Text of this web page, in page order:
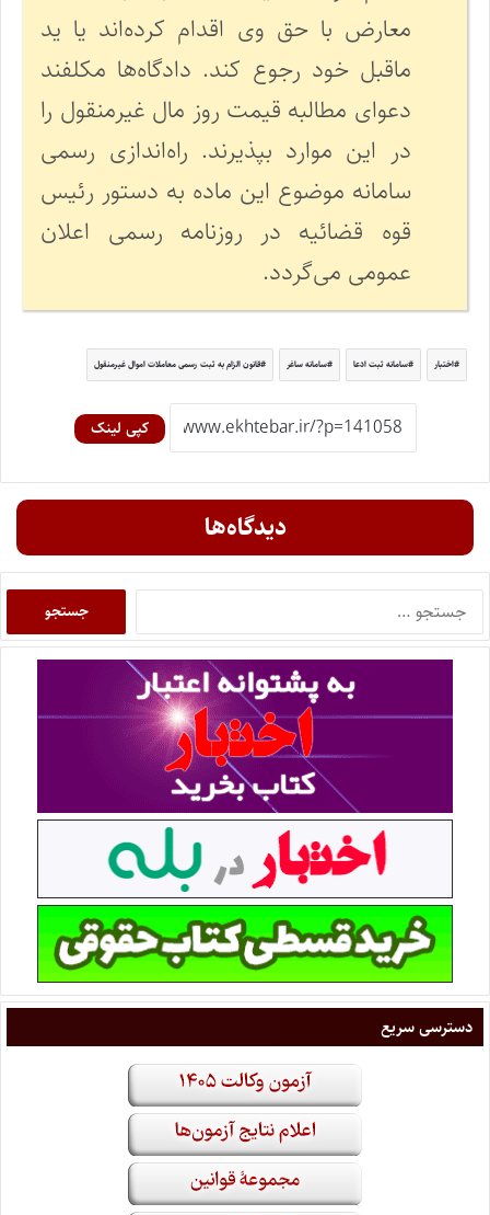
معارض با حق وی اقدام کرده‌اند یا ید
ماقبل خود رجوع کند. دادگاه‌ها مکلفند
دعوای مطالبه قیمت روز مال غیرمنقول را
در این موارد بپذیرند. راه‌اندازی رسمی
سامانه موضوع این ماده به دستور رئیس
قوه قضائیه در روزنامه رسمی اعلان
عمومی می‌گردد.
اختبار سامانه ثبت ادعا سامانه ساغر قانون الزام به ثبت رسمی معاملات اموال غیرمنقول
کپی لینک
دیدگاه‌ها
دسترسی سریع